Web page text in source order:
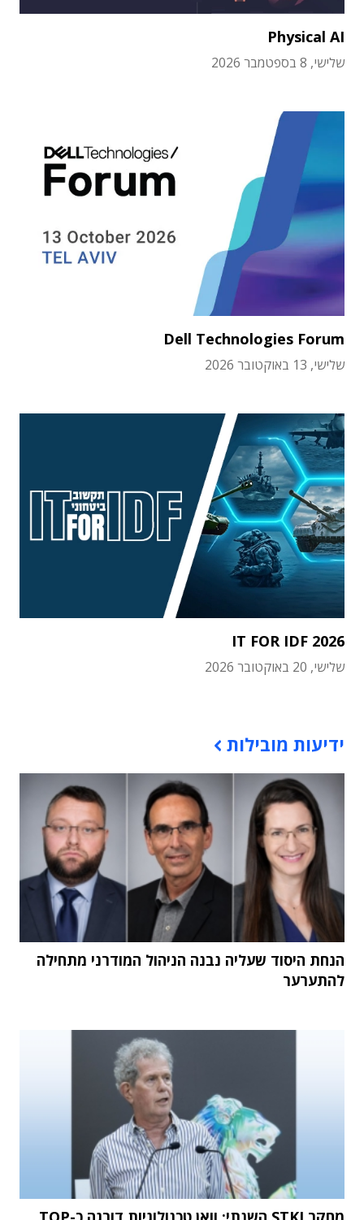
Physical AI
שלישי, 8 בספטמבר 2026
Dell Technologies Forum
שלישי, 13 באוקטובר 2026
IT FOR IDF 2026
שלישי, 20 באוקטובר 2026
ידיעות מובילות
הנחת היסוד שעליה נבנה הניהול המודרני מתחילה
להתערער